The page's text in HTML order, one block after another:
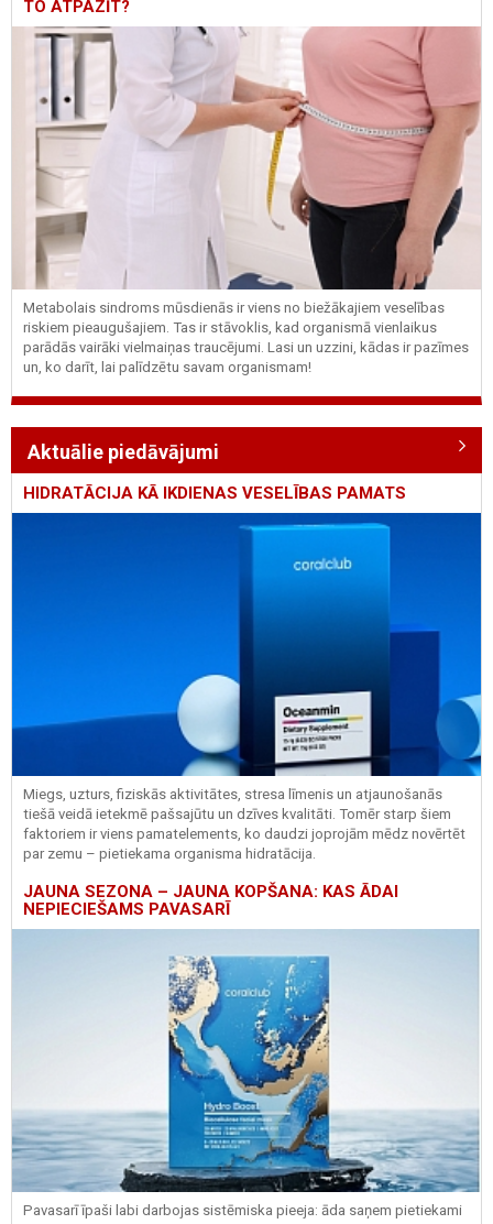
TO ATPAZĪT?
Metabolais sindroms mūsdienās ir viens no biežākajiem veselības
riskiem pieaugušajiem. Tas ir stāvoklis, kad organismā vienlaikus
parādās vairāki vielmaiņas traucējumi. Lasi un uzzini, kādas ir pazīmes
un, ko darīt, lai palīdzētu savam organismam!
Aktuālie piedāvājumi
HIDRATĀCIJA KĀ IKDIENAS VESELĪBAS PAMATS
Miegs, uzturs, fiziskās aktivitātes, stresa līmenis un atjaunošanās
tiešā veidā ietekmē pašsajūtu un dzīves kvalitāti. Tomēr starp šiem
faktoriem ir viens pamatelements, ko daudzi joprojām mēdz novērtēt
par zemu – pietiekama organisma hidratācija.
JAUNA SEZONA – JAUNA KOPŠANA: KAS ĀDAI
NEPIECIEŠAMS PAVASARĪ
Pavasarī īpaši labi darbojas sistēmiska pieeja: āda saņem pietiekami